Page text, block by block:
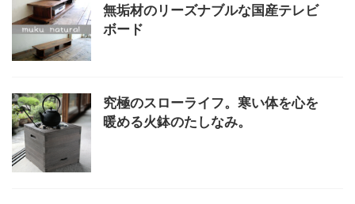
無垢材のリーズナブルな国産テレビ
ボード
究極のスローライフ。寒い体を心を
暖める火鉢のたしなみ。